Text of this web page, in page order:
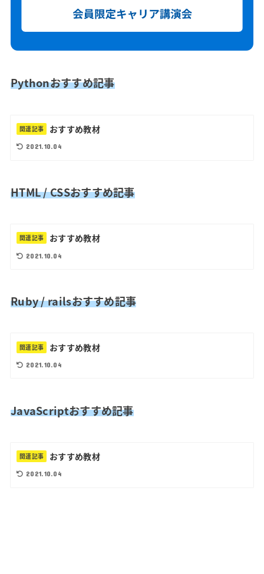
Pythonおすすめ記事
関連記事 おすすめ教材
2021.10.04
HTML / CSSおすすめ記事
関連記事 おすすめ教材
2021.10.04
Ruby / railsおすすめ記事
関連記事 おすすめ教材
2021.10.04
JavaScriptおすすめ記事
関連記事 おすすめ教材
2021.10.04